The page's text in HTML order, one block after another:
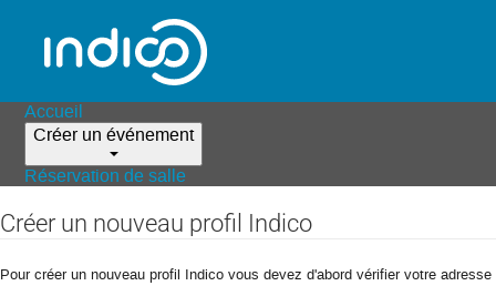
Accueil
Créer un événement
Réservation de salle
Créer un nouveau profil Indico
Pour créer un nouveau profil Indico vous devez d'abord vérifier votre